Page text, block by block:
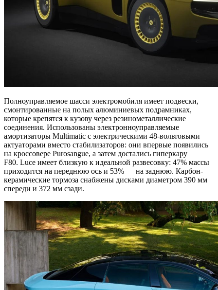
Полноуправляемое шасси электромобиля имеет подвески,
смонтированные на полых алюминиевых подрамниках,
которые крепятся к кузову через резинометаллические
соединения. Использованы электронноуправляемые
амортизаторы Multimatic с электрическими 48-вольтовыми
актуаторами вместо стабилизаторов: они впервые появились
на кроссовере Purosangue, а затем достались гиперкару
F80. Luce имеет близкую к идеальной развесовку: 47% массы
приходится на переднюю ось и 53% — на заднюю. Карбон-
керамические тормоза снабжены дисками диаметром 390 мм
спереди и 372 мм сзади.